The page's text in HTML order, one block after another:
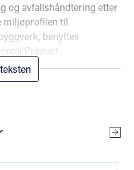
og avfallshåndtering etter
miljøprofilen til
benyttes
Product
Se